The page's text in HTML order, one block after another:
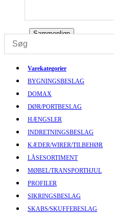
Sammenlign
Varekategorier
BYGNINGSBESLAG
DOMAX
DØR/PORTBESLAG
HÆNGSLER
INDRETNINGSBESLAG
KÆDER/WIRER/TILBEHØR
LÅSESORTIMENT
MØBEL/TRANSPORTHJUL
PROFILER
SIKRINGSBESLAG
SKABS/SKUFFEBESLAG